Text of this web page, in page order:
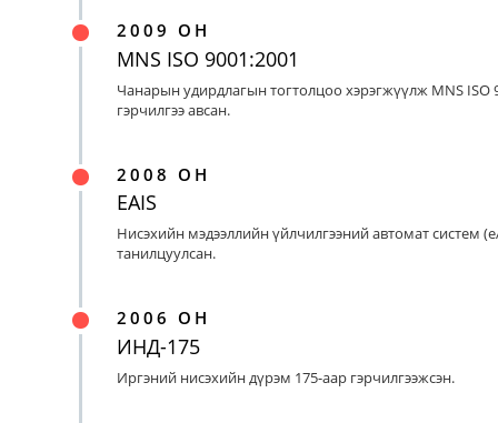
2009 ОН
MNS ISO 9001:2001
Чанарын удирдлагын тогтолцоо хэрэгжүүлж MNS ISO
гэрчилгээ авсан.
2008 ОН
EAIS
Нисэхийн мэдээллийн үйлчилгээний автомат систем
танилцуулсан.
2006 ОН
ИНД-175
Иргэний нисэхийн дүрэм 175-аар гэрчилгээжсэн.